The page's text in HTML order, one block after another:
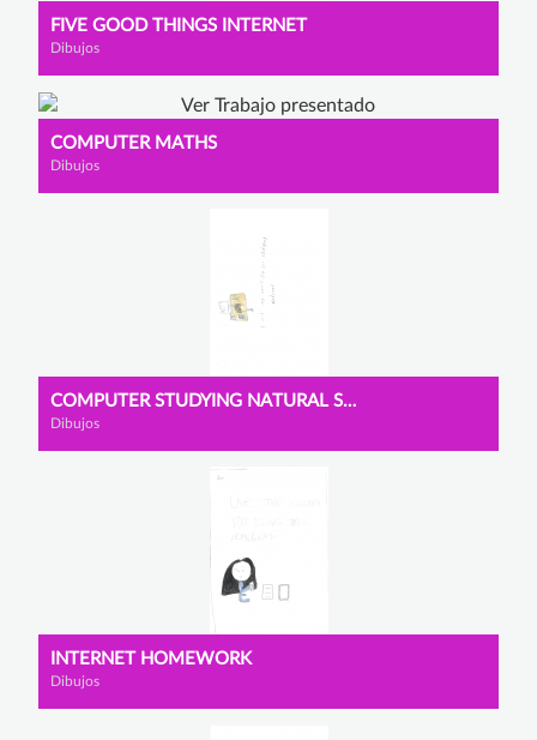
FIVE GOOD THINGS INTERNET
Dibujos
COMPUTER MATHS
Dibujos
COMPUTER STUDYING NATURAL SCIENCES
Dibujos
INTERNET HOMEWORK
Dibujos